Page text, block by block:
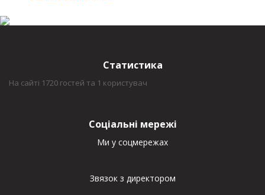
Статистика
На сайті 1720 гостей та 1 користувач
Соціальні мережі
Ми у соцмережах
Звязок з директором